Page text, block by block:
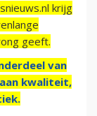
krijg
geeft.
van
kwaliteit,